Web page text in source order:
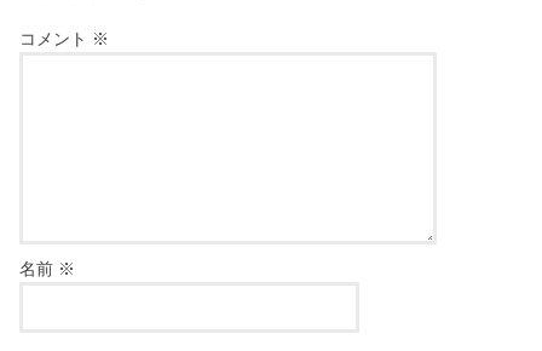
コメント ※
名前 ※